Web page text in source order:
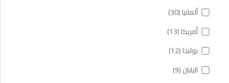
ألمانيا(30)
أمريكا(13)
بولندا(12)
اليابان(9)